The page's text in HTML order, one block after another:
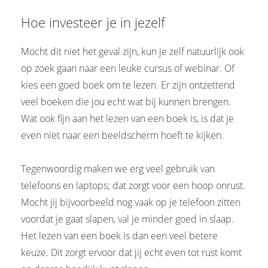
Hoe investeer je in jezelf
Mocht dit niet het geval zijn, kun je zelf natuurlijk ook
op zoek gaan naar een leuke cursus of webinar. Of
kies een goed boek om te lezen. Er zijn ontzettend
veel boeken die jou echt wat bij kunnen brengen.
Wat ook fijn aan het lezen van een boek is, is dat je
even niet naar een beeldscherm hoeft te kijken.
Tegenwoordig maken we erg veel gebruik van
telefoons en laptops; dat zorgt voor een hoop onrust.
Mocht jij bijvoorbeeld nog vaak op je telefoon zitten
voordat je gaat slapen, val je minder goed in slaap.
Het lezen van een boek is dan een veel betere
keuze. Dit zorgt ervoor dat jij echt even tot rust komt